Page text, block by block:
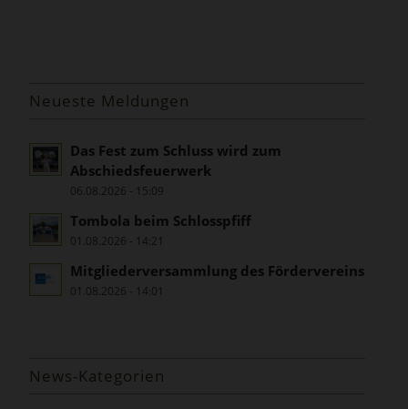
Neueste Meldungen
Das Fest zum Schluss wird zum
Abschiedsfeuerwerk
06.08.2026 - 15:09
Tombola beim Schlosspfiff
01.08.2026 - 14:21
Mitgliederversammlung des Fördervereins
01.08.2026 - 14:01
News-Kategorien